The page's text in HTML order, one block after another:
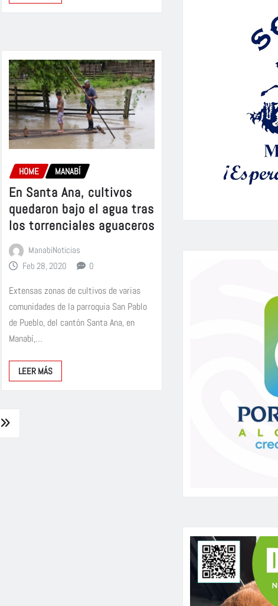
HOME MANABÍ
En Santa Ana, cultivos
quedaron bajo el agua tras
los torrenciales aguaceros
ManabiNoticias
Feb 28, 2020
0
Extensas zonas de cultivos de varias
comunidades de la parroquia San Pablo
de Pueblo, del cantón Santa Ana, en
Manabí,…
LEER MÁS